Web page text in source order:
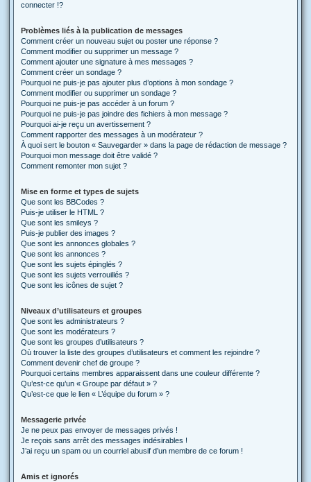
connecter !?
Problèmes liés à la publication de messages
Comment créer un nouveau sujet ou poster une réponse ?
Comment modifier ou supprimer un message ?
Comment ajouter une signature à mes messages ?
Comment créer un sondage ?
Pourquoi ne puis-je pas ajouter plus d’options à mon sondage ?
Comment modifier ou supprimer un sondage ?
Pourquoi ne puis-je pas accéder à un forum ?
Pourquoi ne puis-je pas joindre des fichiers à mon message ?
Pourquoi ai-je reçu un avertissement ?
Comment rapporter des messages à un modérateur ?
À quoi sert le bouton « Sauvegarder » dans la page de rédaction de message ?
Pourquoi mon message doit être validé ?
Comment remonter mon sujet ?
Mise en forme et types de sujets
Que sont les BBCodes ?
Puis-je utiliser le HTML ?
Que sont les smileys ?
Puis-je publier des images ?
Que sont les annonces globales ?
Que sont les annonces ?
Que sont les sujets épinglés ?
Que sont les sujets verrouillés ?
Que sont les icônes de sujet ?
Niveaux d’utilisateurs et groupes
Que sont les administrateurs ?
Que sont les modérateurs ?
Que sont les groupes d’utilisateurs ?
Où trouver la liste des groupes d’utilisateurs et comment les rejoindre ?
Comment devenir chef de groupe ?
Pourquoi certains membres apparaissent dans une couleur différente ?
Qu’est-ce qu’un « Groupe par défaut » ?
Qu’est-ce que le lien « L’équipe du forum » ?
Messagerie privée
Je ne peux pas envoyer de messages privés !
Je reçois sans arrêt des messages indésirables !
J’ai reçu un spam ou un courriel abusif d’un membre de ce forum !
Amis et ignorés